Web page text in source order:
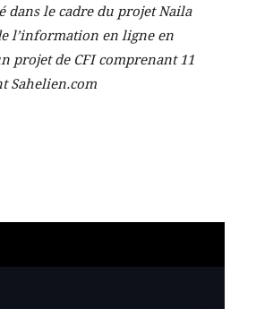
dans le cadre du projet Naila
l’information en ligne en
projet de CFI comprenant 11
Sahelien.com